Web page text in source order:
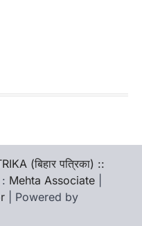
(बिहार पत्रिका) ::
Mehta Associate
| Powered by